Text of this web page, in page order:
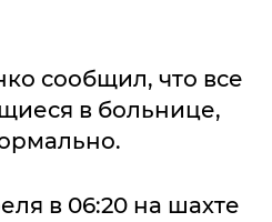
сообщил, что все
в больнице,
в 06:20 на шахте